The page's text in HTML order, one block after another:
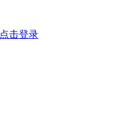
点击登录